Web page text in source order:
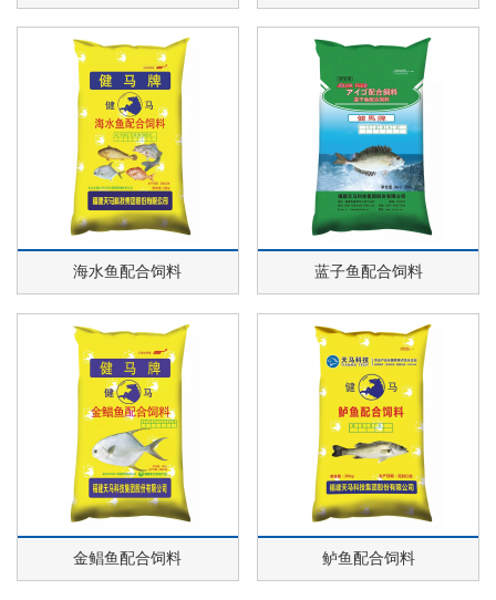
海水鱼配合饲料 蓝子鱼配合饲料
金鲳鱼配合饲料 鲈鱼配合饲料